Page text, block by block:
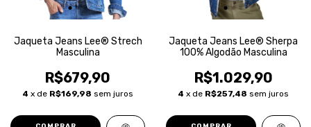
Jaqueta Jeans Lee® Strech
Masculina
R$679,90
4 x de R$169,98 sem juros
Jaqueta Jeans Lee® Sherpa
100% Algodão Masculina
R$1.029,90
4 x de R$257,48 sem juros